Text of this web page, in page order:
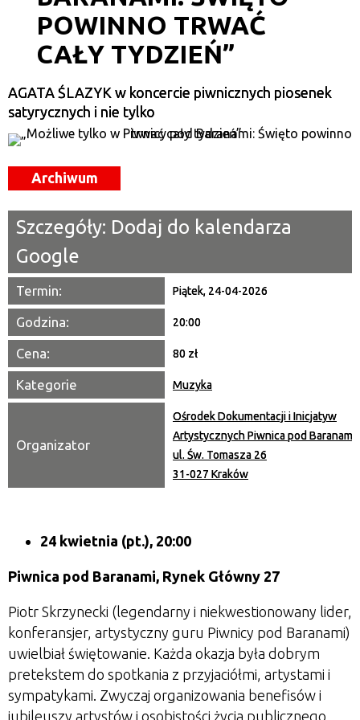
Trwające w zakresie
Miejsce
Organizator
Promowane
POWINNO TRWAĆ
CAŁY TYDZIEŃ”
AGATA ŚLAZYK w koncercie piwnicznych piosenek
satyrycznych i nie tylko
Archiwum
Szczegóły: Dodaj do kalendarza
Google
Termin: Piątek, 24-04-2026
Godzina: 20:00
Cena: 80 zł
Kategorie Muzyka
Organizator
Ośrodek Dokumentacji i Inicjatyw
Artystycznych Piwnica pod Baranami
ul. Św. Tomasza 26
31-027 Kraków
24 kwietnia (pt.), 20:00
Piwnica pod Baranami, Rynek Główny 27
Piotr Skrzynecki (legendarny i niekwestionowany lider,
konferansjer, artystyczny guru Piwnicy pod Baranami)
uwielbiał świętowanie. Każda okazja była dobrym
pretekstem do spotkania z przyjaciółmi, artystami i
sympatykami. Zwyczaj organizowania benefisów i
jubileuszy artystów i osobistości życia publicznego